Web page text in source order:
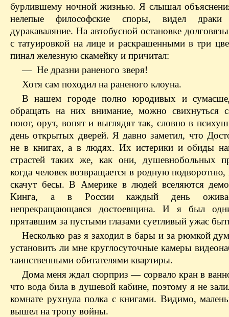
бурлившему ночной жизнью. Я слышал
нелепые философские споры, видел
дуракаваляние. На автобусной остановке
с татуировкой на лице и раскрашенными в три
пинал железную скамейку и причитал:
— Не дразни раненого зверя!
Хотя сам походил на раненого клоуна.
В нашем городе полно юродивых и
обращать на них внимание, можно свихнуться
поют, орут, вопят и выглядят так, словно в
день открытых дверей. Я давно заметил, что
не в книгах, а в людях. Их истерики и обиды
страстей таких же, как они, душевнобольных
когда человек возвращается в родную подворотню,
скачут бесы. В Америке в людей вселяются
Кинга, а в России каждый день
непрекращающаяся достоевщина. И я был
прятавшим за пустыми глазами суетливый ужас
Несколько раз я заходил в бары и за рюмкой
установить ли мне круглосуточные камеры
таинственными обитателями квартиры.
Дома меня ждал сюрприз — сорвало кран в
что вода била в душевой кабине, поэтому я не
комнате рухнула полка с книгами. Видимо,
вышел на тропу войны.